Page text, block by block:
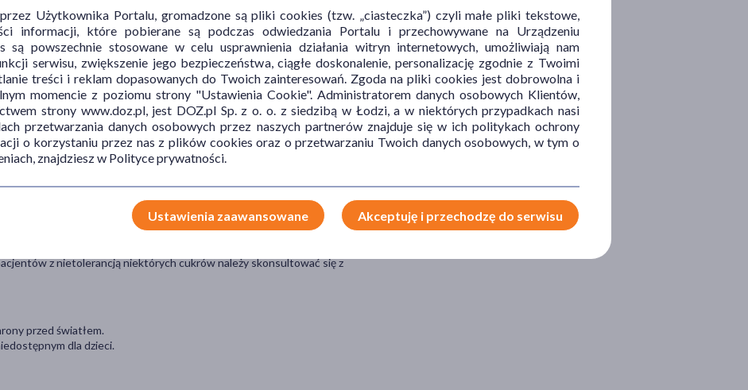
takimi objawami jak m.in. wypadanie włosów, zaburzenia wzrostu
skóry zlokalizowane wokół oczu, nosa, ust, krocza oraz
przez lekarza innych przyczyn.
na biotynę lub którykolwiek ze składników pomocniczych leku.
chociaż nie u każdego one wystąpią.
niepożądane takie jak: zaburzenia żołądkowo-jelitowe czy
z nietolerancją niektórych cukrów należy skonsultować się z
przed światłem.
dla dzieci.
Użytkownika Portalu, gromadzone są pliki cookies (tzw. „ciasteczka”) czyli małe pliki tekstowe,
informacji, które pobierane są podczas odwiedzania Portalu i przechowywane na Urządzeniu
są powszechnie stosowane w celu usprawnienia działania witryn internetowych, umożliwiają nam
serwisu, zwiększenie jego bezpieczeństwa, ciągłe doskonalenie, personalizację zgodnie z Twoimi
treści i reklam dopasowanych do Twoich zainteresowań. Zgoda na pliki cookies jest dobrowolna i
momencie z poziomu strony "Ustawienia Cookie". Administratorem danych osobowych Klientów,
strony www.doz.pl, jest DOZ.pl Sp. z o. o. z siedzibą w Łodzi, a w niektórych przypadkach nasi
przetwarzania danych osobowych przez naszych partnerów znajduje się w ich politykach ochrony
o korzystaniu przez nas z plików cookies oraz o przetwarzaniu Twoich danych osobowych, w tym o
znajdziesz w Polityce prywatności.
Ustawienia zaawansowane Akceptuję i przechodzę do serwisu